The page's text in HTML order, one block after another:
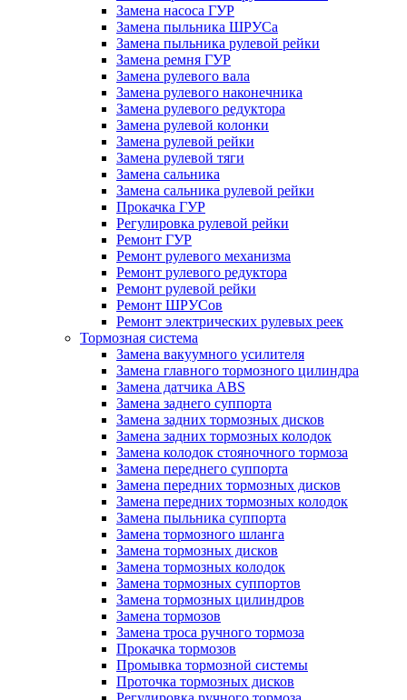
Замена насоса ГУР
Замена пыльника ШРУСа
Замена пыльника рулевой рейки
Замена ремня ГУР
Замена рулевого вала
Замена рулевого наконечника
Замена рулевого редуктора
Замена рулевой колонки
Замена рулевой рейки
Замена рулевой тяги
Замена сальника
Замена сальника рулевой рейки
Прокачка ГУР
Регулировка рулевой рейки
Ремонт ГУР
Ремонт рулевого механизма
Ремонт рулевого редуктора
Ремонт рулевой рейки
Ремонт ШРУСов
Ремонт электрических рулевых реек
Тормозная система
Замена вакуумного усилителя
Замена главного тормозного цилиндра
Замена датчика ABS
Замена заднего суппорта
Замена задних тормозных дисков
Замена задних тормозных колодок
Замена колодок стояночного тормоза
Замена переднего суппорта
Замена передних тормозных дисков
Замена передних тормозных колодок
Замена пыльника суппорта
Замена тормозного шланга
Замена тормозных дисков
Замена тормозных колодок
Замена тормозных суппортов
Замена тормозных цилиндров
Замена тормозов
Замена троса ручного тормоза
Прокачка тормозов
Промывка тормозной системы
Проточка тормозных дисков